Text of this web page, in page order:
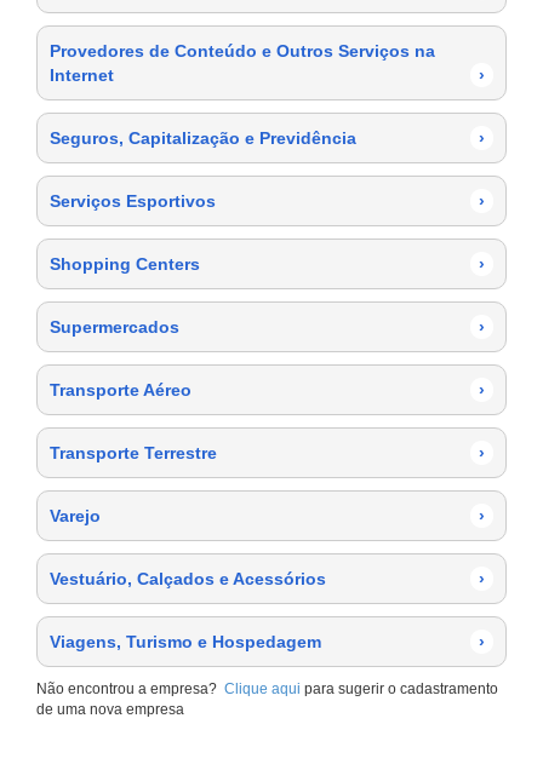
Provedores de Conteúdo e Outros Serviços na
Internet
›
Seguros, Capitalização e Previdência ›
Serviços Esportivos ›
Shopping Centers ›
Supermercados ›
Transporte Aéreo ›
Transporte Terrestre ›
Varejo ›
Vestuário, Calçados e Acessórios ›
Viagens, Turismo e Hospedagem ›
Não encontrou a empresa? Clique aqui para sugerir o cadastramento
de uma nova empresa